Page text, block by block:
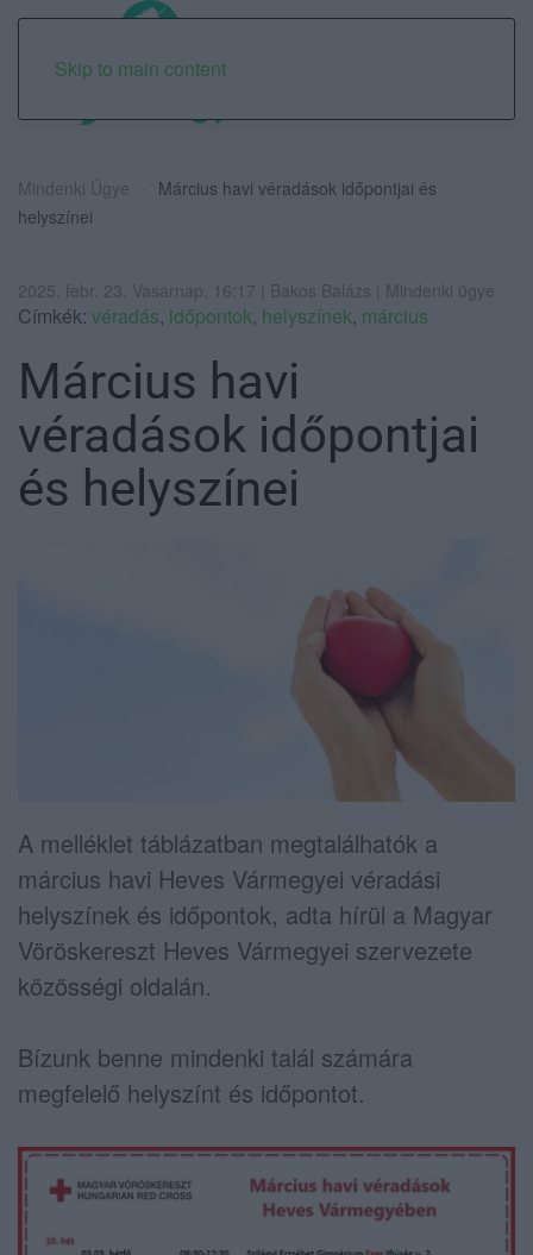
Skip to main content
Mindenki Ügye
Március havi véradások időpontjai és
helyszínei
2025. febr. 23. Vasárnap, 16:17 | Bakos Balázs | Mindenki ügye
Címkék: véradás, időpontok, helyszínek, március
Március havi
véradások időpontjai
és helyszínei
A melléklet táblázatban megtalálhatók a
március havi Heves Vármegyei véradási
helyszínek és időpontok, adta hírül a Magyar
Vöröskereszt Heves Vármegyei szervezete
közösségi oldalán.
Bízunk benne mindenki talál számára
megfelelő helyszínt és időpontot.